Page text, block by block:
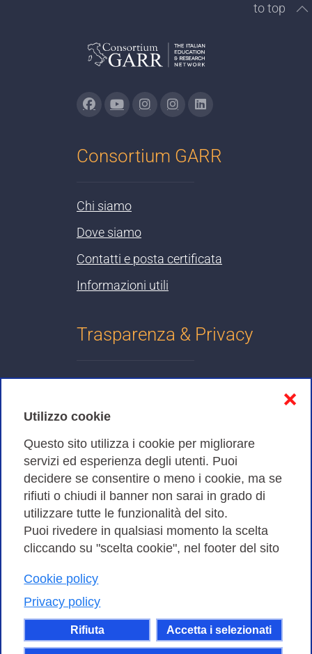
Utilizzo cookie
Questo sito utilizza i cookie per migliorare
servizi ed esperienza degli utenti. Puoi
decidere se consentire o meno i cookie, ma se
rifiuti o chiudi il banner non sarai in grado di
utilizzare tutte le funzionalità del sito.
Puoi rivedere in qualsiasi momento la scelta
cliccando su "scelta cookie", nel footer del sito
Cookie policy
Privacy policy
Rifiuta Accetta i selezionati
❌
to top
Consortium GARR
Chi siamo
Dove siamo
Contatti e posta certificata
Informazioni utili
Trasparenza & Privacy
Cookies Policy
Amministrazione trasparente
Bandi di Gara
Consortium GARR - Via dei Tizii, 6 - 00185 Roma | Tel.
| CF 97284570583 – PI 07577141000 | Codice
Destinatario 7EU9KEU |
Il contenuto di questo sito e' rilasciato, tranne dove
altrimenti indicato, secondo i termini della licenza